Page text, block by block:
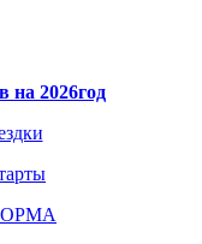
на 2026год